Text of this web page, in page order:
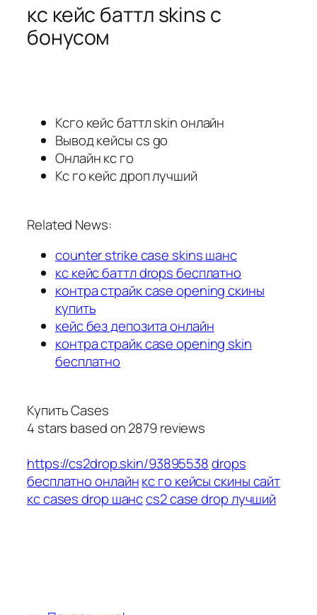
кс кейс баттл skins с
бонусом
Ксго кейс баттл skin онлайн
Вывод кейсы cs go
Онлайн кс го
Кс го кейс дроп лучший
Related News:
counter strike case skins шанс
кс кейс баттл drops бесплатно
контра страйк case opening скины
купить
кейс без депозита онлайн
контра страйк case opening skin
бесплатно
Купить Cases
4 stars based on2879reviews
https://cs2drop.skin/93895538drops
бесплатно онлайнкс го кейсы скины сайт
кс cases drop шансcs2 case drop лучший